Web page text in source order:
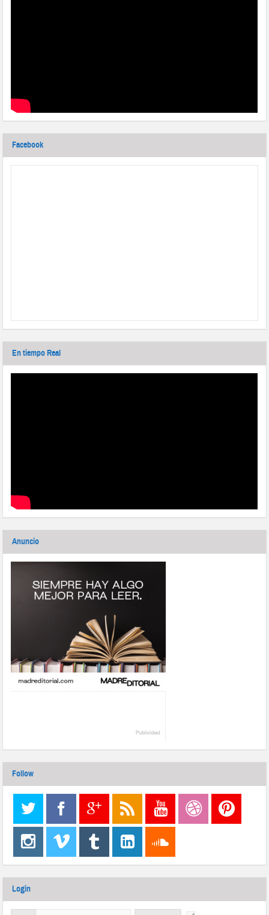
Facebook
En tiempo Real
Anuncio
Follow
Login